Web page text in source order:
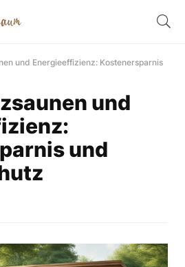
und Energieeffizienz: Kostenersparnis
und
und